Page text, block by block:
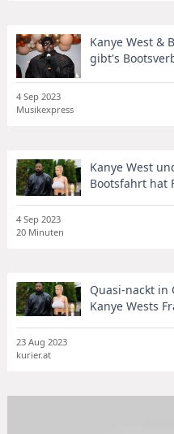
Kanye West &
gibt's
4 Sep 2023
Musikexpress
Kanye West
Bootsfahrt hat
4 Sep 2023
20 Minuten
Quasi-nackt in
Kanye Wests
23 Aug 2023
kurier.at